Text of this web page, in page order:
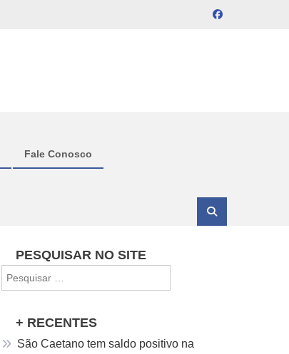
Fale Conosco
PESQUISAR NO SITE
por:
+ RECENTES
São Caetano tem saldo positivo na